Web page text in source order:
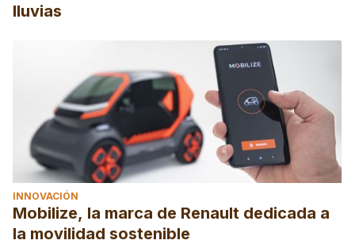
lluvias
INNOVACIÓN
Mobilize, la marca de Renault dedicada a
la movilidad sostenible